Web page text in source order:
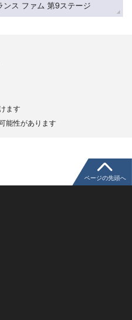
ス ファム 第9ステージ
ます
能性があります
ページの先頭へ